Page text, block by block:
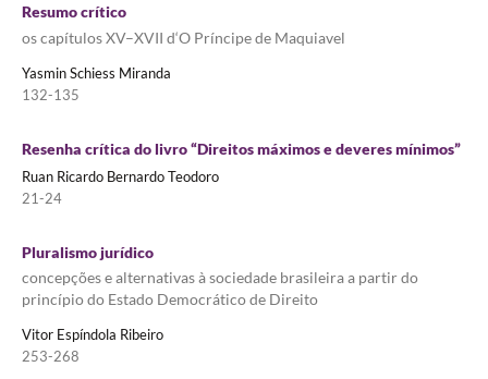
Resumo crítico
os capítulos XV–XVII d‘O Príncipe de Maquiavel
Yasmin Schiess Miranda
132-135
Resenha crítica do livro “Direitos máximos e deveres mínimos”
Ruan Ricardo Bernardo Teodoro
21-24
Pluralismo jurídico
concepções e alternativas à sociedade brasileira a partir do
princípio do Estado Democrático de Direito
Vitor Espíndola Ribeiro
253-268